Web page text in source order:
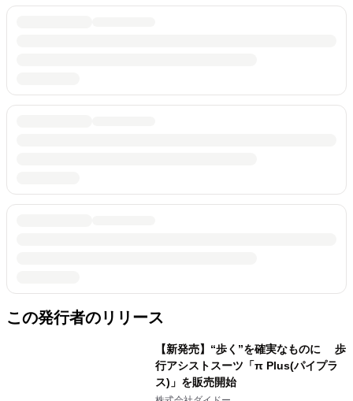
この発行者のリリース
【新発売】“歩く”を確実なものに 歩
行アシストスーツ「π Plus(パイプラ
ス)」を販売開始